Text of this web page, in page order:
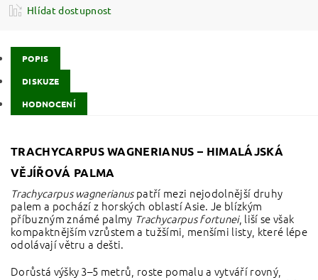
Hlídat dostupnost
POPIS
DISKUZE
HODNOCENÍ
TRACHYCARPUS WAGNERIANUS – HIMALÁJSKÁ
VĚJÍŘOVÁ PALMA
Trachycarpus wagnerianuspatří mezi nejodolnější druhy
palem a pochází z horských oblastí Asie. Je blízkým
příbuzným známé palmy Trachycarpus fortunei, liší se však
kompaktnějším vzrůstem a tužšími, menšími listy, které lépe
odolávají větru a dešti.
Dorůstá výšky 3–5 metrů, roste pomalu a vytváří rovný,